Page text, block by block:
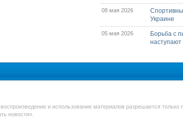
08 мая 2026
Украине
05 мая 2026
Борьба с
наступают
и использование материалов разрешается
новости».